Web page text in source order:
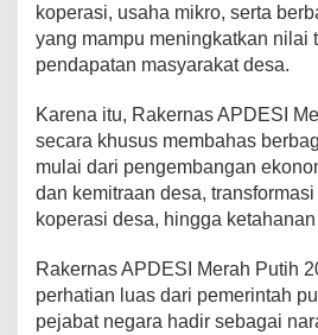
koperasi, usaha mikro, serta
yang mampu meningkatkan nilai
pendapatan masyarakat desa.
Karena itu, Rakernas APDESI
secara khusus membahas
mulai dari pengembangan
dan kemitraan desa,
koperasi desa, hingga
Rakernas APDESI Merah Putih
perhatian luas dari pemerintah
pejabat negara hadir sebagai